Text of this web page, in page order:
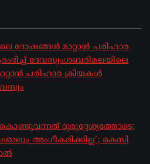
ദോഷങ്ങൾ മാറ്റാൻ പരിഹാര
ദേവസ്വംശബരിമലയിലെ
പരിഹാര ക്രിയകൾ
കൊണ്ടുവന്നത് ദുരുദ്ദേശ്യത്തോടെ;
അം​ഗീകരിക്കില്ല’; കെസി